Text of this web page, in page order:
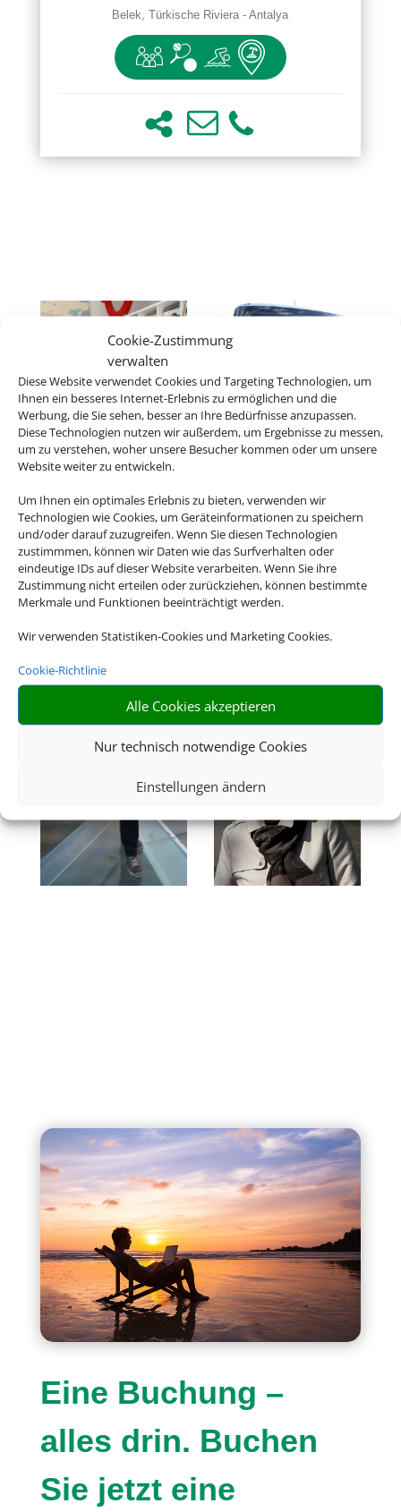
Cookie-Zustimmung
verwalten
Diese Website verwendet Cookies und Targeting Technologien, um
Ihnen ein besseres Internet-Erlebnis zu ermöglichen und die
Werbung, die Sie sehen, besser an Ihre Bedürfnisse anzupassen.
Diese Technologien nutzen wir außerdem, um Ergebnisse zu messen,
um zu verstehen, woher unsere Besucher kommen oder um unsere
Website weiter zu entwickeln.
Um Ihnen ein optimales Erlebnis zu bieten, verwenden wir
Technologien wie Cookies, um Geräteinformationen zu speichern
und/oder darauf zuzugreifen. Wenn Sie diesen Technologien
zustimmmen, können wir Daten wie das Surfverhalten oder
eindeutige IDs auf dieser Website verarbeiten. Wenn Sie ihre
Zustimmung nicht erteilen oder zurückziehen, können bestimmte
Merkmale und Funktionen beeinträchtigt werden.
Wir verwenden Statistiken-Cookies und Marketing Cookies.
Cookie-Richtlinie
Alle Cookies akzeptieren
Nur technisch notwendige Cookies
Einstellungen ändern
Belek, Türkische Riviera - Antalya
Eine Buchung –
alles drin. Buchen
Sie jetzt eine